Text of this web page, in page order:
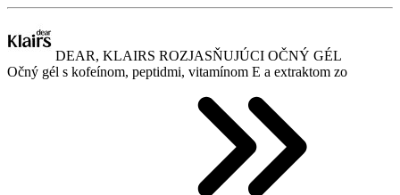
DEAR, KLAIRS ROZJASŇUJÚCI OČNÝ GÉL
Očný gél s kofeínom, peptidmi, vitamínom E a extraktom zo